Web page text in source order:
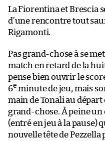
La Fiorentina et Brescia
d’une rencontre tout
Rigamonti.
Pas grand-chose à se
match en retard de la
pense bien ouvrir le
6e minute de jeu, mais
main de Tonali au départ
grand-chose. À peine un
(entré en jeu à la pause)
nouvelle tête de Pezzella